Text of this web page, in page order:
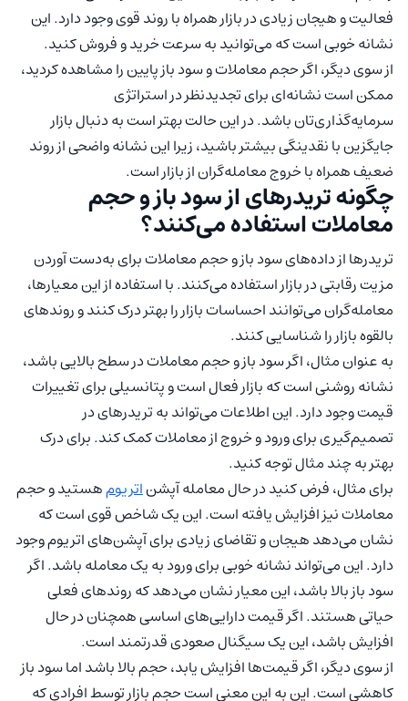
فعالیت و هیجان زیادی در بازار همراه با روند قوی وجود دارد. این
نشانه خوبی است که می‌توانید به سرعت خرید و فروش کنید.
از سوی دیگر، اگر حجم معاملات و سود باز پایین را مشاهده کردید،
ممکن است نشانه‌ای برای تجدیدنظر در استراتژی
سرمایه‌گذاری‌تان باشد. در این حالت بهتر است به دنبال بازار
جایگزین با نقدینگی بیشتر باشید، زیرا این نشانه واضحی از روند
ضعیف همراه با خروج معامله‌گران از بازار است.
چگونه تریدرهای از سود باز و حجم
معاملات استفاده می‌کنند؟
تریدرها از داده‌های سود باز و حجم معاملات برای به‌دست آوردن
مزیت رقابتی در بازار استفاده می‌کنند. با استفاده از این معیارها،
معامله‌گران می‌توانند احساسات بازار را بهتر درک کنند و روندهای
بالقوه بازار را شناسایی کنند.
به عنوان مثال، اگر سود باز و حجم معاملات در سطح بالایی باشد،
نشانه روشنی است که بازار فعال است و پتانسیلی برای تغییرات
قیمت وجود دارد. این اطلاعات می‌تواند به تریدرهای در
تصمیم‌گیری برای ورود و خروج از معاملات کمک کند. برای درک
بهتر به چند مثال توجه کنید.
برای مثال، فرض کنید در حال معامله آپشناتریومهستید و حجم
معاملات نیز افزایش یافته است. این یک شاخص قوی است که
نشان می‌دهد هیجان و تقاضای زیادی برای آپشن‌های اتریوم وجود
دارد. این می‌تواند نشانه خوبی برای ورود به یک معامله باشد. اگر
سود باز بالا باشد، این معیار نشان می‌دهد که روندهای فعلی
حیاتی هستند. اگر قیمت دارایی‌های اساسی همچنان در حال
افزایش باشد، این یک سیگنال صعودی قدرتمند است.
از سوی دیگر، اگر قیمت‌ها افزایش یابد، حجم بالا باشد اما سود باز
کاهشی است. این به این معنی است حجم بازار توسط افرادی که